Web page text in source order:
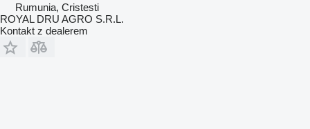
Rumunia, Cristesti
ROYAL DRU AGRO S.R.L.
Kontakt z dealerem